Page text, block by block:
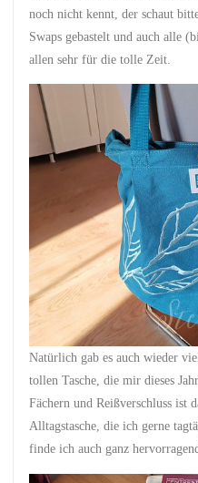
noch nicht kennt, der schaut
Swaps gebastelt und auch alle
allen sehr für die tolle Zeit.
Natürlich gab es auch wieder
tollen Tasche, die mir dieses
Fächern und Reißverschluss ist
Alltagstasche, die ich gerne
finde ich auch ganz